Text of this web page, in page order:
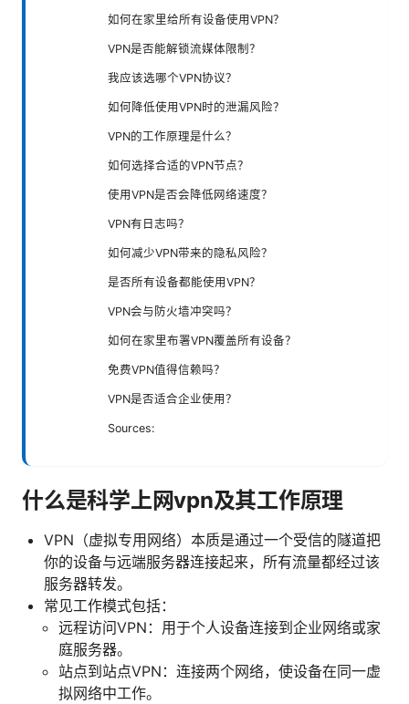
如何在家里给所有设备使用VPN？
VPN是否能解锁流媒体限制？
我应该选哪个VPN协议？
如何降低使用VPN时的泄漏风险？
VPN的工作原理是什么？
如何选择合适的VPN节点？
使用VPN是否会降低网络速度？
VPN有日志吗？
如何减少VPN带来的隐私风险？
是否所有设备都能使用VPN？
VPN会与防火墙冲突吗？
如何在家里布署VPN覆盖所有设备？
免费VPN值得信赖吗？
VPN是否适合企业使用？
Sources:
什么是科学上网vpn及其工作原理
VPN（虚拟专用网络）本质是通过一个受信的隧道把
你的设备与远端服务器连接起来，所有流量都经过该
服务器转发。
常见工作模式包括：
远程访问VPN：用于个人设备连接到企业网络或家
庭服务器。
站点到站点VPN：连接两个网络，使设备在同一虚
拟网络中工作。